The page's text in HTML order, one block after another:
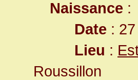
Naissance :
Date :
Lieu :
Roussillon